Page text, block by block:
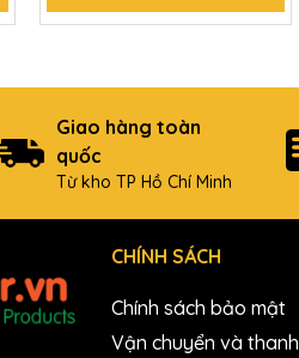
Giao hàng toàn
quốc
Từ kho TP Hồ Chí Minh
CHÍNH SÁCH
Chính sách bảo mật
Vận chuyển và thanh